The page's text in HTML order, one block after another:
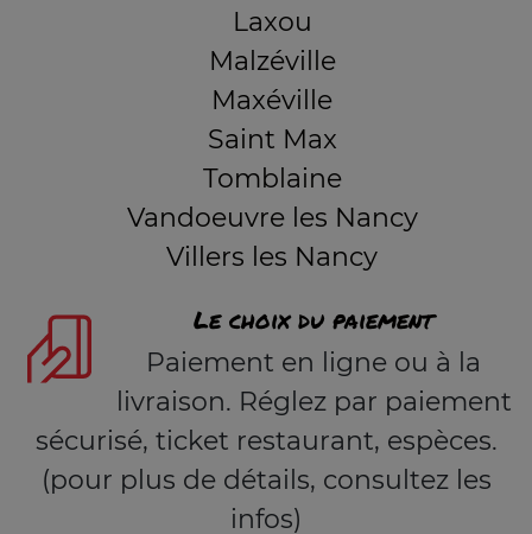
Laxou
Malzéville
Maxéville
Saint Max
Tomblaine
Vandoeuvre les Nancy
Villers les Nancy
Le choix du paiement
Paiement en ligne ou à la
livraison. Réglez par paiement
sécurisé, ticket restaurant, espèces.
(pour plus de détails, consultez les
infos)